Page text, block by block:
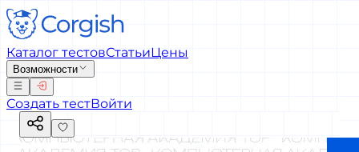
Каталог тестовСтатьиЦены
Возможности
Создать тестВойти